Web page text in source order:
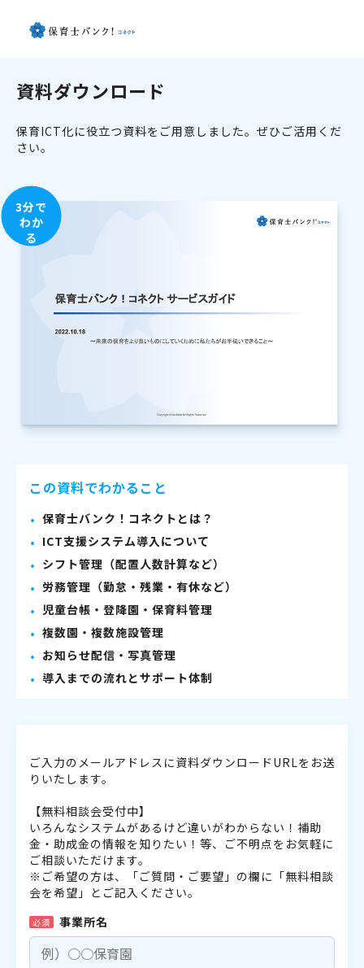
資料ダウンロード
保育ICT化に役立つ資料をご用意しました。ぜひご活用くだ
さい。
3分で
わか
る
この資料でわかること
保育士バンク！コネクトとは？
ICT支援システム導入について
シフト管理（配置人数計算など）
労務管理（勤怠・残業・有休など）
児童台帳・登降園・保育料管理
複数園・複数施設管理
お知らせ配信・写真管理
導入までの流れとサポート体制
ご入力のメールアドレスに資料ダウンロードURLをお送
りいたします。
【無料相談会受付中】
いろんなシステムがあるけど違いがわからない！補助
金・助成金の情報を知りたい！等、ご不明点をお気軽に
ご相談いただけます。
※ご希望の方は、「ご質問・ご要望」の欄に「無料相談
会を希望」とご記入ください。
必須 事業所名